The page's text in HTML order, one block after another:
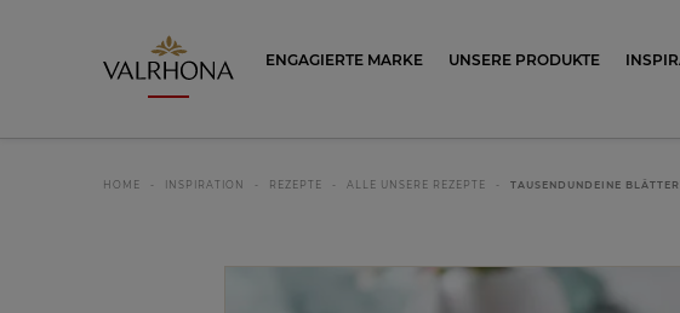
Valrhona - Imaginons le meilleur du chocolat
ENGAGIERTE MARKE UNSERE PRODUKTE
HOME INSPIRATION REZEPTE ALLE UNSERE REZEPTE TAUSENDUNDEINE